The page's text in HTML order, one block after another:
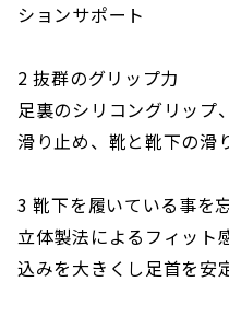
ションサポート
2 抜群のグリップ力
足裏のシリコングリップ
滑り止め、靴と靴下の滑
3 靴下を履いている事を
立体製法によるフィット
込みを大きくし足首を安